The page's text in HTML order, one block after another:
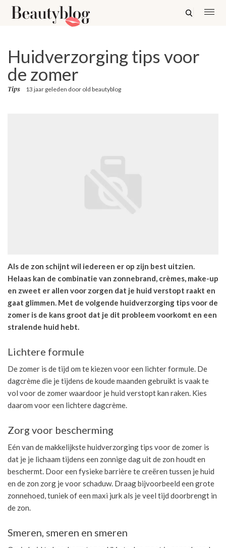
Huidverzorging tips voor
de zomer
Tips 13 jaar geleden door old beautyblog
Als de zon schijnt wil iedereen er op zijn best uitzien.
Helaas kan de combinatie van zonnebrand, crèmes, make-up
en zweet er allen voor zorgen dat je huid verstopt raakt en
gaat glimmen. Met de volgende huidverzorging tips voor de
zomer is de kans groot dat je dit probleem voorkomt en een
stralende huid hebt.
Lichtere formule
De zomer is de tijd om te kiezen voor een lichter formule. De
dagcrème die je tijdens de koude maanden gebruikt is vaak te
vol voor de zomer waardoor je huid verstopt kan raken. Kies
daarom voor een lichtere dagcrème.
Zorg voor bescherming
Eén van de makkelijkste huidverzorging tips voor de zomer is
dat je je lichaam tijdens een zonnige dag uit de zon houdt en
beschermt. Door een fysieke barrière te creëren tussen je huid
en de zon zorg je voor schaduw. Draag bijvoorbeeld een grote
zonnehoed, tuniek of een maxi jurk als je veel tijd doorbrengt in
de zon.
Smeren, smeren en smeren